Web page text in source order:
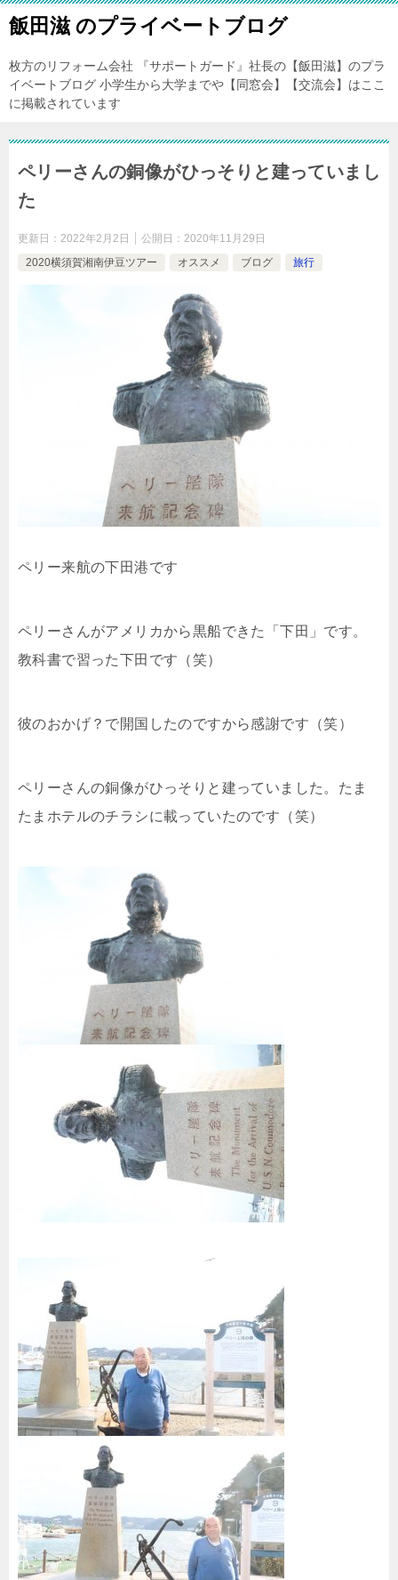
飯田滋 のプライベートブログ
枚方のリフォーム会社 『サポートガード』社長の【飯田滋】のプラ
イベートブログ 小学生から大学までや【同窓会】【交流会】はここ
に掲載されています
ペリーさんの銅像がひっそりと建っていまし
た
更新日： 2022年2月2日 公開日： 2020年11月29日
2020横須賀湘南伊豆ツアー
オススメ ブログ 旅行
ペリー来航の下田港です
ペリーさんがアメリカから黒船できた「下田」です。
教科書で習った下田です（笑）
彼のおかげ？で開国したのですから感謝です（笑）
ペリーさんの銅像がひっそりと建っていました。たま
たまホテルのチラシに載っていたのです（笑）